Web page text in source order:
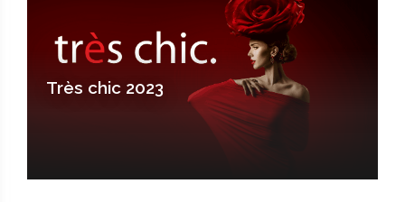
Très chic 2023